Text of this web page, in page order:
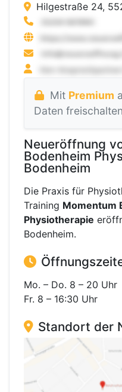
Hilgestraße 24,
Mit Premium
Daten
Neueröffnung
Bodenheim
Bodenheim
Die Praxis für
Training Momentum
Physiotherapie
Bodenheim.
Mo. – Do. 8 – 20 Uhr
Fr. 8 – 16:30 Uhr
Standort der